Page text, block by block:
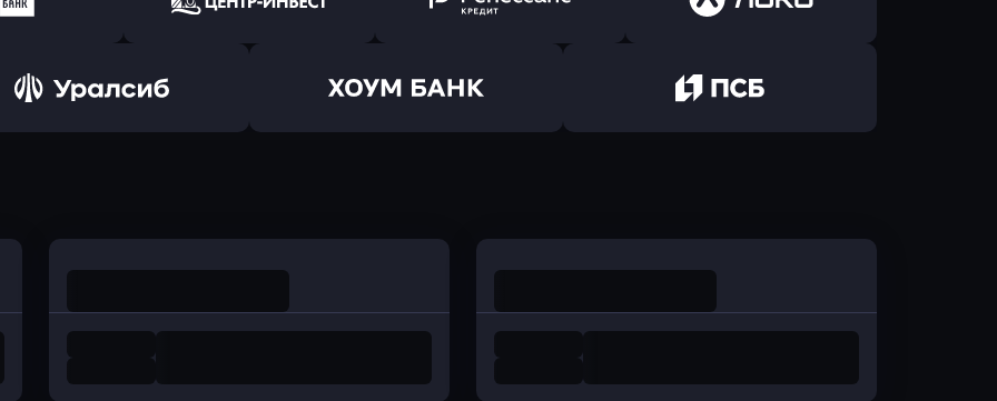
в Абсолют Банк
в Банк Авангард
в ОТП БАНК
заявку
Банк
Оправить заявку
Оправить заявку
в Ренессанс Банк
Оправить заявку
в Локо-Банк